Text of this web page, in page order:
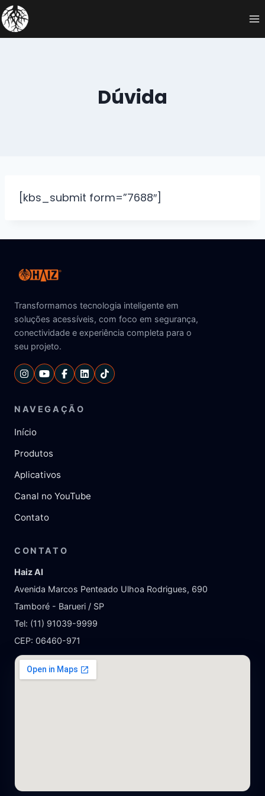
Dúvida
[kbs_submit form=”7688″]
Transformamos tecnologia inteligente em
soluções acessíveis, com foco em segurança,
conectividade e experiência completa para o
seu projeto.
NAVEGAÇÃO
Início
Produtos
Aplicativos
Canal no YouTube
Contato
CONTATO
Haiz AI
Avenida Marcos Penteado Ulhoa Rodrigues, 690
Tamboré - Barueri / SP
Tel: (11) 91039-9999
CEP: 06460-971